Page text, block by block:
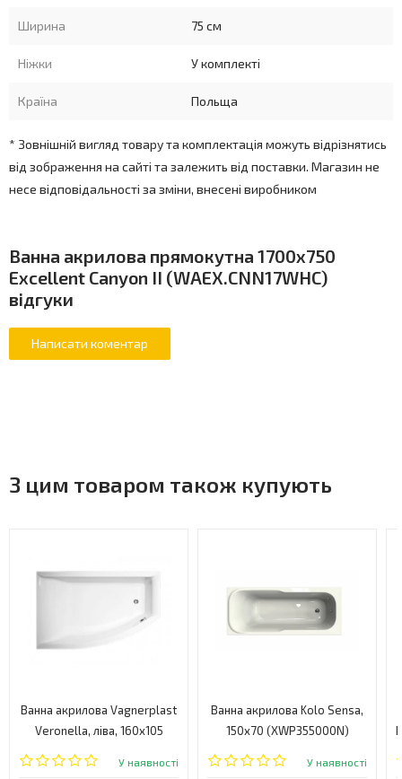
Об'єм до переливу (л)
Настінний змішувач (мін. довжина
виливу)
120
кількість отворів)
Ширина 75 см
Ніжки У комплекті
Країна Польща
* Зовнішній вигляд товару та комплектація можуть відрізнятись
від зображення на сайті та залежить від поставки. Магазин не
несе відповідальності за зміни, внесені виробником
Ванна акрилова прямокутна 1700x750
Excellent Canyon II (WAEX.CNN17WHC)
відгуки
З цим товаром також купують
Ванна акрилова Vagnerplast
Veronella, ліва, 160х105
(VPBA160VEA3LX-01)
У наявності
Ванна акрилова Kolo Sensa,
150x70 (XWP355000N)
У наявності